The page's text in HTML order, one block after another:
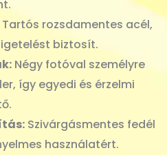
Tartós rozsdamentes acél,
biztosít.
Négy fotóval személyre
így egyedi és érzelmi
Szivárgásmentes fedél
használatért.